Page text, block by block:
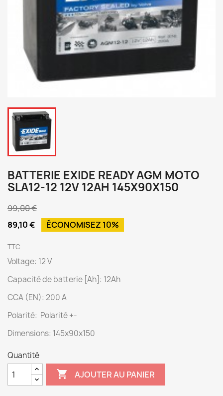
BATTERIE EXIDE READY AGM MOTO
SLA12-12 12V 12AH 145X90X150
99,00 €
89,10 €
ÉCONOMISEZ 10%
TTC
Voltage: 12 V
Capacité de batterie [Ah]: 12Ah
CCA (EN): 200 A
Polarité: Polarité +-
Dimensions: 145x90x150
Quantité
 AJOUTER AU PANIER